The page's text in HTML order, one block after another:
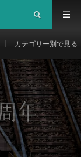
カテゴリー別で見る